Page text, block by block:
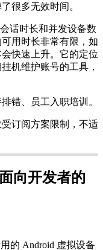
很多无效时间。
话时长和并发设备数
用时长非常有限，如
快速上升。它的定位
机维护账号的工具，
、员工入职培训。
订阅方案限制，不适
向开发者的
的 Android 虚拟设备